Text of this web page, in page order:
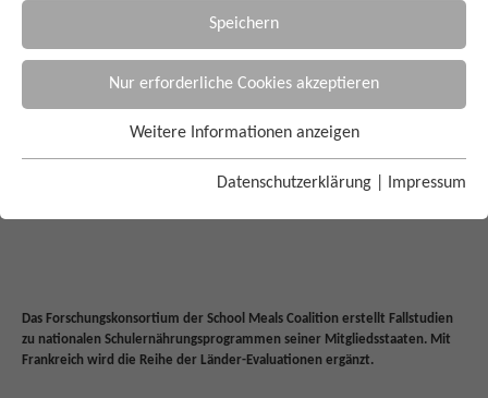
Speichern
Nur erforderliche Cookies akzeptieren
Weitere Informationen anzeigen
Datenschutzerklärung Impressum
Evaluation des
Das Forschungskonsortium der School Meals Coalition erstellt Fallstudien
zu nationalen Schulernährungsprogrammen seiner Mitgliedsstaaten. Mit
Frankreich wird die Reihe der Länder-Evaluationen ergänzt.